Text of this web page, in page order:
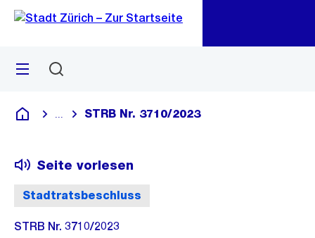
Navigation
Sprunglink
Menü
Deutsch
Blende alle Breadcrumbs ein
STRB Nr. 3710/2023
Stadtratsbeschluss
Seite vorlesen
STRB Nr. 3710/2023